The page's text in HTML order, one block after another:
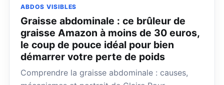
ABDOS VISIBLES
Graisse abdominale : ce brûleur de
graisse Amazon à moins de 30 euros,
le coup de pouce idéal pour bien
démarrer votre perte de poids
Comprendre la graisse abdominale : causes,